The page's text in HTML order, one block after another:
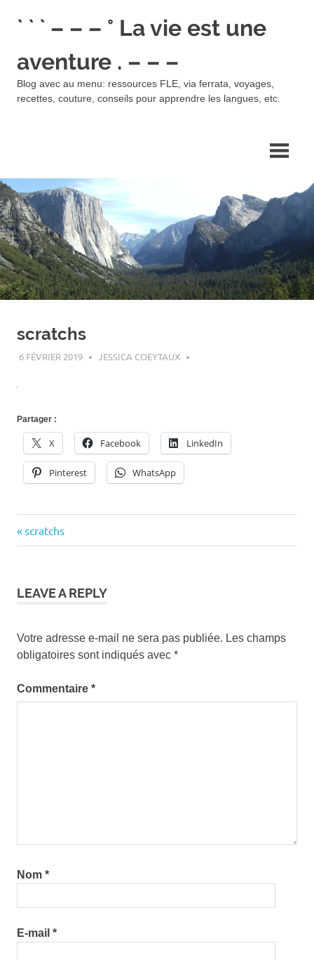
` ` ` – – – ° La vie est une
aventure . – – –
Blog avec au menu: ressources FLE, via ferrata, voyages,
recettes, couture, conseils pour apprendre les langues, etc.
scratchs
6 FÉVRIER 2019 JESSICA COEYTAUX
Partager :
X Facebook LinkedIn
Pinterest WhatsApp
Navigation
l’article
Previous
Post:
scratchs
LEAVE A REPLY
Votre adresse e-mail ne sera pas publiée. Les champs
obligatoires sont indiqués avec *
Commentaire *
Nom *
E-mail *